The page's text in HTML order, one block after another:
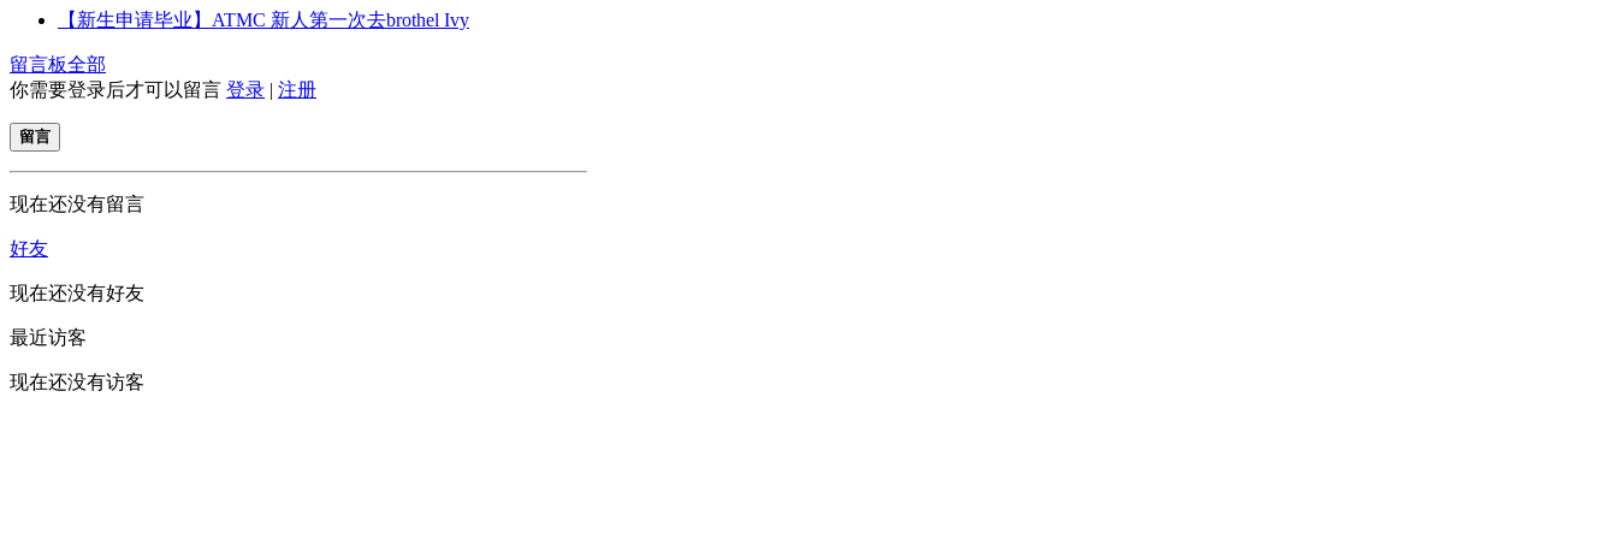
【新生申请毕业】ATMC 新人第一次去brothel Ivy
留言板全部
你需要登录后才可以留言 登录 | 注册
留言
现在还没有留言
好友
现在还没有好友
最近访客
现在还没有访客